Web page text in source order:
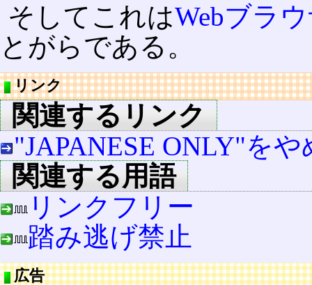
そしてこれはWebブラ
とがらである。
リンク
関連するリンク
"JAPANESE ONLY"を
関連する用語
リンクフリー
踏み逃げ禁止
広告